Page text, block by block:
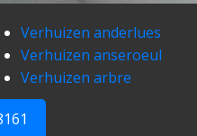
Verhuizen anderlues
Verhuizen anseroeul
Verhuizen arbre